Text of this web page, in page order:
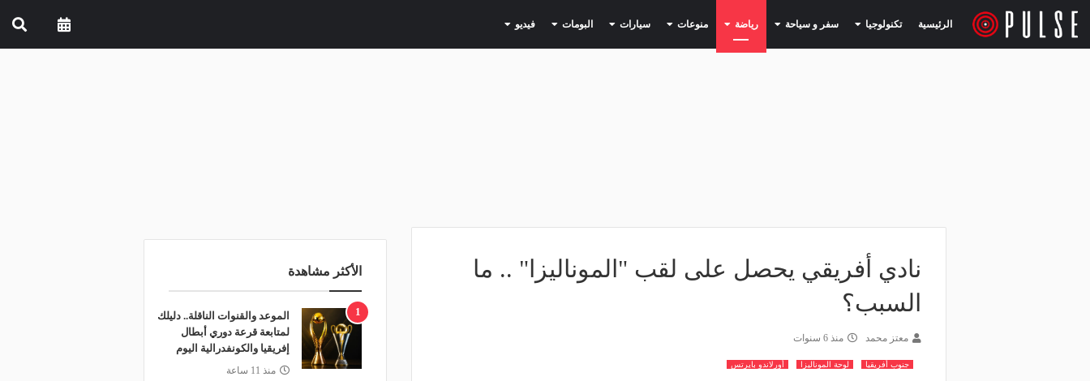
الرئيسية تكنولوجيا (current) سفر و سياحة (current) رياضة (current) منوعات (current) سيارات (current) البومات (current) فيديو (current)
نادي أفريقي يحصل على لقب "الموناليزا" .. ما
السبب؟
معتز محمد منذ 6 سنوات
جنوب أفريقيا لوحة الموناليزا أورلاندو بايرتس
الأكثر مشاهدة
1
الموعد والقنوات الناقلة.. دليلك
لمتابعة قرعة دوري أبطال
إفريقيا والكونفدرالية اليوم
منذ 11 ساعة